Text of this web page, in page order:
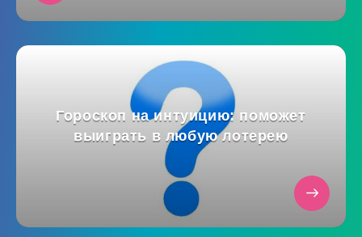
Гороскоп на интуицию: поможет
выиграть в любую лотерею